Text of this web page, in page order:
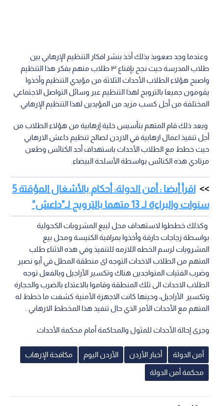
وعندما وجد صعوبذ بذلك أخذ بنشر افكار التنظيم الإرهابي بين
طلاب المدرسة حيث نجح بإقناع ٣ طلاب منهم بفكر هذا التنظيم
واصبح هؤلاء الطلاب الأحداث الثلاثة من مؤيدي التنظيم وأخذوا
يقومون جميعا بالتروبج لهذا التنظيم عبر وسائل التواصل الاجتماعي
المختلفة من أجل كسب مزيد من المؤيدين لهذا التنظيم الإرهابي.
وبعد ذلك قام المتهم بتأسيس خلية إرهابية من هؤلاء الطلاب من
أجل تنفيذ اعمال ارهابية في الاردن لصالح تنظيم داعش الارهابي
حيث خطط مع الطلاب الأحداث باستهداف أحد الكنائس وطعن
مرتادي هذه الكنائس بواسطة الأسلحة البيضاء.
اقرأ أيضا : أمن الدولة: أحكام بالأشغال المؤقتة 5
سنوات والبراءة لـ 13 متهما بالترويج لـ"داعش"
وكذلك خططوا لاستهداف محل لبيع المشروبات الكحولية
بواسطة زجاجات حارقة وأخذوا بمراقبة الكنيسة ومحل بيع
المشرويات لرسم الخطه اللازمه للتنفيذ وفي هذه الاثناء طلب
المتهم من الطلاب الاخداث التوجه اى منطقة المطل في أبو نصير
وضرب الفتيات المتواجدين هناك وتكسير الأراجيل وبالفعل توجه
الطلاب الاحداث الى تلك المنطقة وقاموا بالاعتداء بالضرب والحجارة
وتكسير الأراجيل، وحينها كانت الاجهزة الأمنية كشفت ما خطط له
المتهم مع الأحداث الأمر الذي حال تنفيذ هذا المخطط الارهابي .
وجرى إحالة الأحداث للمثول والمحاكمة أمام محكمة الأحداث.
أمن الدولة أخبار الأردن الأردن اليوم مكافحة الإرهاب
محكمة أمن الدولة